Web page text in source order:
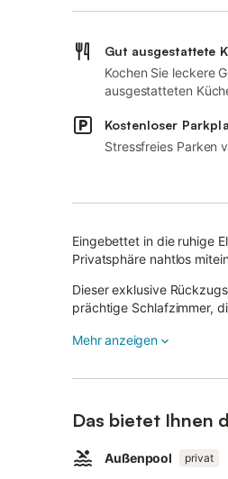
Gut ausgestattete
Kochen Sie leckere
ausgestatteten
Kostenloser
Stressfreies Parken
Eingebettet in die ruhige
Privatsphäre nahtlos
Dieser exklusive
prächtige Schlafzimmer,
Das Herzstück der
Sonne oder beim
Interessierte Gäste sind
Mehr anzeigen
Das bietet Ihnen
Außenpool privat